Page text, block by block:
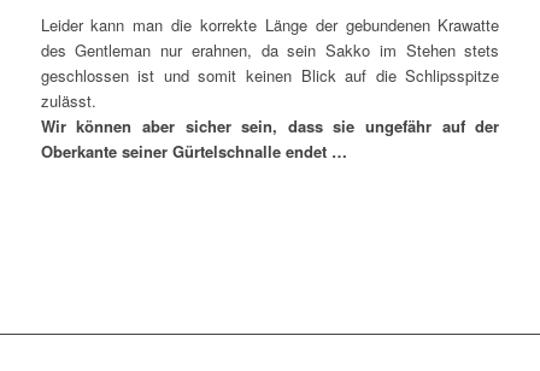
Leider kann man die korrekte Länge der gebundenen Krawatte
des Gentleman nur erahnen, da sein Sakko im Stehen stets
geschlossen ist und somit keinen Blick auf die Schlipsspitze
zulässt.
Wir können aber sicher sein, dass sie ungefähr auf der
Oberkante seiner Gürtelschnalle endet …